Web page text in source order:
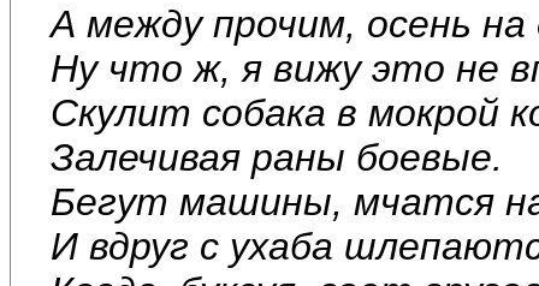
А между прочим, осень на
Ну что ж, я вижу это не
Скулит собака в мокрой
Залечивая раны боевые.
Бегут машины, мчатся
И вдруг с ухаба